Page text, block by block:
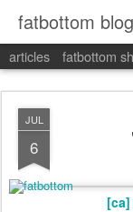
fatbottom blog
articles fatbottom
JUL
6
[ca]